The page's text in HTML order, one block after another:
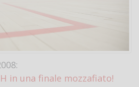
in una finale mozzafiato!